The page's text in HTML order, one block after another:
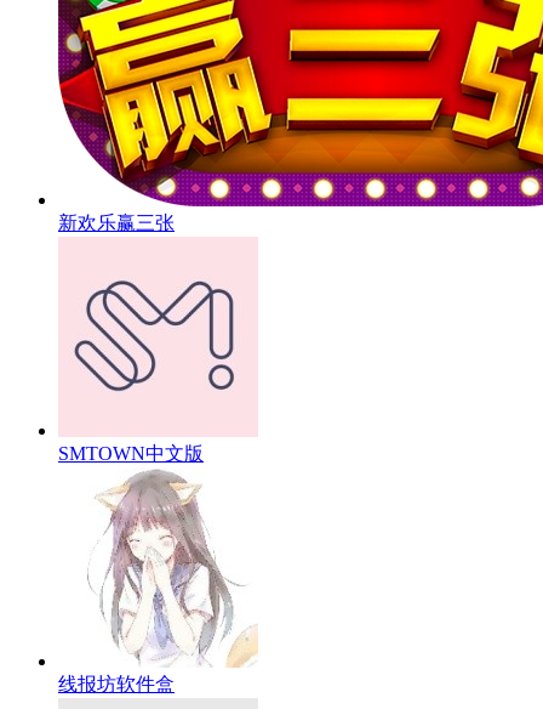
新欢乐赢三张
SMTOWN中文版
线报坊软件盒